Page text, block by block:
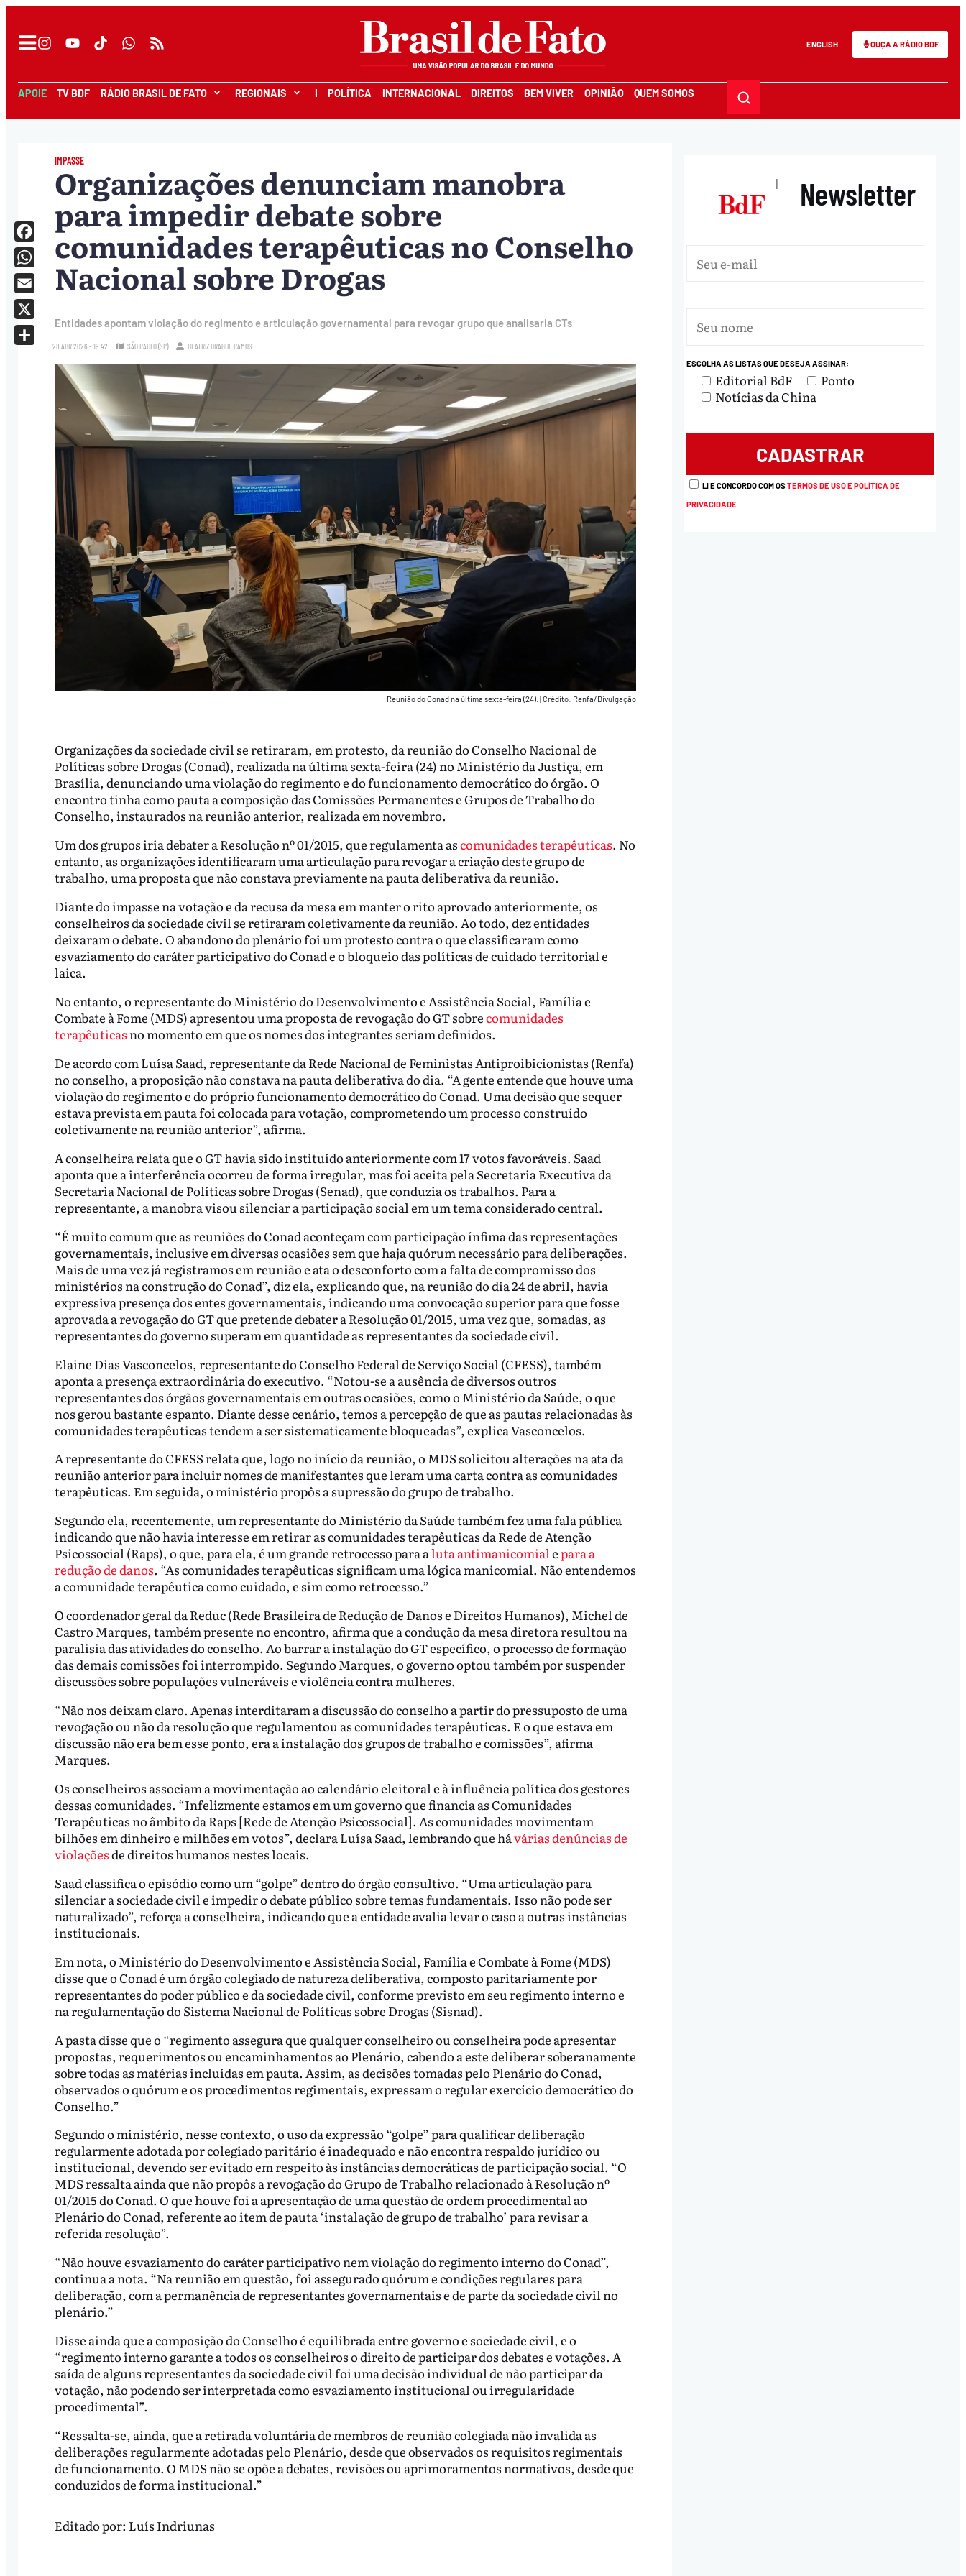
ENGLISH OUÇA A RÁDIO BDF
APOIE TV BDF RÁDIO BRASIL DE FATO REGIONAIS I POLÍTICA INTERNACIONAL DIREITOS BEM VIVER OPINIÃO QUEM SOMOS
IMPASSE
Organizações denunciam manobra
para impedir debate sobre
comunidades terapêuticas no Conselho
Nacional sobre Drogas
Entidades apontam violação do regimento e articulação governamental para revogar grupo que analisaria CTs
28.ABR.2026 - 19:42 SÃO PAULO (SP) BEATRIZ DRAGUE RAMOS
Reunião do Conad na última sexta-feira (24). |Crédito: Renfa/Divulgação
Organizações da sociedade civil se retiraram, em protesto, da reunião do Conselho Nacional de
Políticas sobre Drogas (Conad), realizada na última sexta-feira (24) no Ministério da Justiça, em
Brasília, denunciando uma violação do regimento e do funcionamento democrático do órgão. O
encontro tinha como pauta a composição das Comissões Permanentes e Grupos de Trabalho do
Conselho, instaurados na reunião anterior, realizada em novembro.
Um dos grupos iria debater a Resolução nº 01/2015, que regulamenta ascomunidades terapêuticas. No
entanto, as organizações identificaram uma articulação para revogar a criação deste grupo de
trabalho, uma proposta que não constava previamente na pauta deliberativa da reunião.
Diante do impasse na votação e da recusa da mesa em manter o rito aprovado anteriormente, os
conselheiros da sociedade civil se retiraram coletivamente da reunião. Ao todo, dez entidades
deixaram o debate. O abandono do plenário foi um protesto contra o que classificaram como
esvaziamento do caráter participativo do Conad e o bloqueio das políticas de cuidado territorial e
laica.
No entanto, o representante do Ministério do Desenvolvimento e Assistência Social, Família e
Combate à Fome (MDS) apresentou uma proposta de revogação do GT sobrecomunidades
terapêuticas no momento em que os nomes dos integrantes seriam definidos.
De acordo com Luísa Saad, representante da Rede Nacional de Feministas Antiproibicionistas (Renfa)
no conselho, a proposição não constava na pauta deliberativa do dia. “A gente entende que houve uma
violação do regimento e do próprio funcionamento democrático do Conad. Uma decisão que sequer
estava prevista em pauta foi colocada para votação, comprometendo um processo construído
coletivamente na reunião anterior”, afirma.
A conselheira relata que o GT havia sido instituído anteriormente com 17 votos favoráveis. Saad
aponta que a interferência ocorreu de forma irregular, mas foi aceita pela Secretaria Executiva da
Secretaria Nacional de Políticas sobre Drogas (Senad), que conduzia os trabalhos. Para a
representante, a manobra visou silenciar a participação social em um tema considerado central.
“É muito comum que as reuniões do Conad aconteçam com participação ínfima das representações
governamentais, inclusive em diversas ocasiões sem que haja quórum necessário para deliberações.
Mais de uma vez já registramos em reunião e ata o desconforto com a falta de compromisso dos
ministérios na construção do Conad”, diz ela, explicando que, na reunião do dia 24 de abril, havia
expressiva presença dos entes governamentais, indicando uma convocação superior para que fosse
aprovada a revogação do GT que pretende debater a Resolução 01/2015, uma vez que, somadas, as
representantes do governo superam em quantidade as representantes da sociedade civil.
Elaine Dias Vasconcelos, representante do Conselho Federal de Serviço Social (CFESS), também
aponta a presença extraordinária do executivo. “Notou-se a ausência de diversos outros
representantes dos órgãos governamentais em outras ocasiões, como o Ministério da Saúde, o que
nos gerou bastante espanto. Diante desse cenário, temos a percepção de que as pautas relacionadas às
comunidades terapêuticas tendem a ser sistematicamente bloqueadas”, explica Vasconcelos.
A representante do CFESS relata que, logo no início da reunião, o MDS solicitou alterações na ata da
reunião anterior para incluir nomes de manifestantes que leram uma carta contra as comunidades
terapêuticas. Em seguida, o ministério propôs a supressão do grupo de trabalho.
Segundo ela, recentemente, um representante do Ministério da Saúde também fez uma fala pública
indicando que não havia interesse em retirar as comunidades terapêuticas da Rede de Atenção
Psicossocial (Raps), o que, para ela, é um grande retrocesso para aluta antimanicomialepara a
redução de danos. “As comunidades terapêuticas significam uma lógica manicomial. Não entendemos
a comunidade terapêutica como cuidado, e sim como retrocesso.”
O coordenador geral da Reduc (Rede Brasileira de Redução de Danos e Direitos Humanos), Michel de
Castro Marques, também presente no encontro, afirma que a condução da mesa diretora resultou na
paralisia das atividades do conselho. Ao barrar a instalação do GT específico, o processo de formação
das demais comissões foi interrompido. Segundo Marques, o governo optou também por suspender
discussões sobre populações vulneráveis e violência contra mulheres.
“Não nos deixam claro. Apenas interditaram a discussão do conselho a partir do pressuposto de uma
revogação ou não da resolução que regulamentou as comunidades terapêuticas. E o que estava em
discussão não era bem esse ponto, era a instalação dos grupos de trabalho e comissões”, afirma
Marques.
Os conselheiros associam a movimentação ao calendário eleitoral e à influência política dos gestores
dessas comunidades. “Infelizmente estamos em um governo que financia as Comunidades
Terapêuticas no âmbito da Raps [Rede de Atenção Psicossocial]. As comunidades movimentam
bilhões em dinheiro e milhões em votos”, declara Luísa Saad, lembrando que hávárias denúncias de
violaçõesde direitos humanos nestes locais.
Saad classifica o episódio como um “golpe” dentro do órgão consultivo. “Uma articulação para
silenciar a sociedade civil e impedir o debate público sobre temas fundamentais. Isso não pode ser
naturalizado”, reforça a conselheira, indicando que a entidade avalia levar o caso a outras instâncias
institucionais.
Em nota, o Ministério do Desenvolvimento e Assistência Social, Família e Combate à Fome (MDS)
disse que o Conad é um órgão colegiado de natureza deliberativa, composto paritariamente por
representantes do poder público e da sociedade civil, conforme previsto em seu regimento interno e
na regulamentação do Sistema Nacional de Políticas sobre Drogas (Sisnad).
A pasta disse que o “regimento assegura que qualquer conselheiro ou conselheira pode apresentar
propostas, requerimentos ou encaminhamentos ao Plenário, cabendo a este deliberar soberanamente
sobre todas as matérias incluídas em pauta. Assim, as decisões tomadas pelo Plenário do Conad,
observados o quórum e os procedimentos regimentais, expressam o regular exercício democrático do
Conselho.”
Segundo o ministério, nesse contexto, o uso da expressão “golpe” para qualificar deliberação
regularmente adotada por colegiado paritário é inadequado e não encontra respaldo jurídico ou
institucional, devendo ser evitado em respeito às instâncias democráticas de participação social. “O
MDS ressalta ainda que não propôs a revogação do Grupo de Trabalho relacionado à Resolução nº
01/2015 do Conad. O que houve foi a apresentação de uma questão de ordem procedimental ao
Plenário do Conad, referente ao item de pauta ‘instalação de grupo de trabalho’ para revisar a
referida resolução”.
“Não houve esvaziamento do caráter participativo nem violação do regimento interno do Conad”,
continua a nota. “Na reunião em questão, foi assegurado quórum e condições regulares para
deliberação, com a permanência de representantes governamentais e de parte da sociedade civil no
plenário.”
Disse ainda que a composição do Conselho é equilibrada entre governo e sociedade civil, e o
“regimento interno garante a todos os conselheiros o direito de participar dos debates e votações. A
saída de alguns representantes da sociedade civil foi uma decisão individual de não participar da
votação, não podendo ser interpretada como esvaziamento institucional ou irregularidade
procedimental”.
“Ressalta-se, ainda, que a retirada voluntária de membros de reunião colegiada não invalida as
deliberações regularmente adotadas pelo Plenário, desde que observados os requisitos regimentais
de funcionamento. O MDS não se opõe a debates, revisões ou aprimoramentos normativos, desde que
conduzidos de forma institucional.”
Facebook
WhatsApp
Email
X
Editado por: Luís Indriunas
| Newsletter
ESCOLHA AS LISTAS QUE DESEJA ASSINAR:
Editorial BdF
Ponto
Notícias da China
LI E CONCORDO COM OSTERMOS DE USO E POLÍTICA DE
PRIVACIDADE